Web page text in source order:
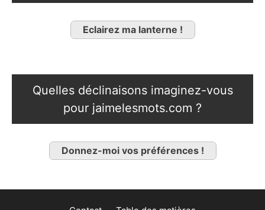
Eclairez ma lanterne !
Quelles déclinaisons imaginez-vous
pour jaimelesmots.com ?
Donnez-moi vos préférences !